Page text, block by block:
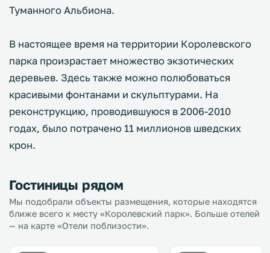
Туманного Альбиона.
В настоящее время на территории Королевского
парка произрастает множество экзотических
деревьев. Здесь также можно полюбоваться
красивыми фонтанами и скульптурами. На
реконструкцию, проводившуюся в 2006-2010
годах, было потрачено 11 миллионов шведских
крон.
Гостиницы рядом
Мы подобрали объекты размещения, которые находятся
ближе всего к месту «Королевский парк». Больше отелей
— на карте «Отели поблизости».